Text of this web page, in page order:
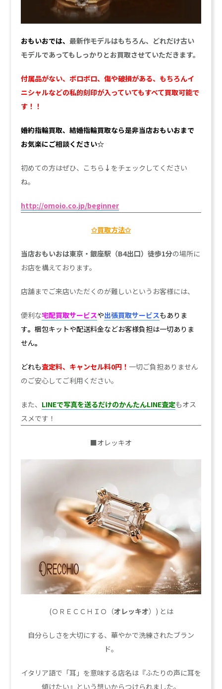
おもいおでは、最新作モデルはもちろん、どれだけ古い
モデルであってもしっかりとお買取させていただきます。
付属品がない、ボロボロ、傷や破損がある、もちろんイ
ニシャルなどの私的刻印が入っていてもすべて買取可能で
す！！
婚約指輪買取、結婚指輪買取なら是非当店おもいおまで
お気楽にご相談ください☆
初めての方はぜひ、こちら ↓ をチェックしてください
ね。
http://omoio.co.jp/beginner
✩買取方法✩
当店おもいおは東京・銀座駅（B4出口）徒歩1分の場所に
お店を構えております。
店舗までご来店いただくのが難しいというお客様には、
便利な宅配買取サービスや出張買取サービスも ありま
す。梱包キットや配送料金などお客様負担は一切ありま
せん。
どれも査定料、キャンセル料0円！ 一切ご負担ありません
のご安心してご利用ください。
また、 LINEで写真を送るだけのかんたんLINE査定もオス
スメです！
■オレッキオ
(ＯＲＥＣＣＨＩＯ（オレッキオ）) とは
自分らしさを大切にする、華やかで洗練されたブラン
ド。
イタリア語で「耳」を意味する店名は『ふたりの声に耳を
傾けたい』という想いからつけられました。